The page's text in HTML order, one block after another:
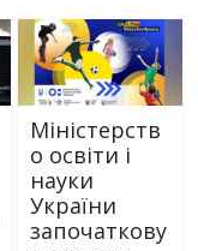
Міністерств
о освіти і
науки
України
започаткову